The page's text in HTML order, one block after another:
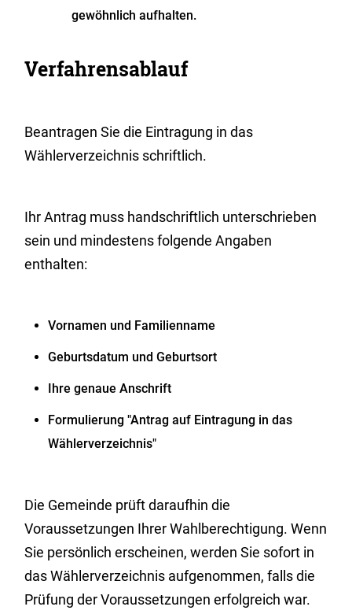
gewöhnlich aufhalten.
Verfahrensablauf
Beantragen Sie die Eintragung in das
Wählerverzeichnis schriftlich.
Ihr Antrag muss handschriftlich unterschrieben
sein und mindestens folgende Angaben
enthalten:
Vornamen und Familienname
Geburtsdatum und Geburtsort
Ihre genaue Anschrift
Formulierung "Antrag auf Eintragung in das
Wählerverzeichnis"
Die Gemeinde prüft daraufhin die
Voraussetzungen Ihrer Wahlberechtigung. Wenn
Sie persönlich erscheinen, werden Sie sofort in
das Wählerverzeichnis aufgenommen, falls die
Prüfung der Voraussetzungen erfolgreich war.